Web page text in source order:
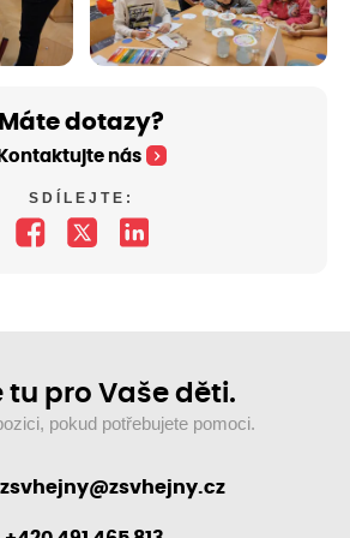
Máte dotazy?
Kontaktujte nás
SDÍLEJTE:
tu pro Vaše děti.
pokud potřebujete pomoci.
zsvhejny@zsvhejny.cz